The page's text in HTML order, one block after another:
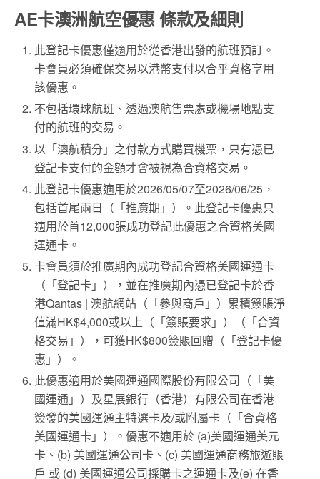
AE卡澳洲航空優惠 條款及細則
此登記卡優惠僅適用於從香港出發的航班預訂。
卡會員必須確保交易以港幣支付以合乎資格享用
該優惠。
不包括環球航班、透過澳航售票處或機場地點支
付的航班的交易。
以「澳航積分」之付款方式購買機票，只有憑已
登記卡支付的金額才會被視為合資格交易。
此登記卡優惠適用於2026/05/07至2026/06/25，
包括首尾兩日（「推廣期」）。此登記卡優惠只
適用於首12,000張成功登記此優惠之合資格美國
運通卡。
卡會員須於推廣期內成功登記合資格美國運通卡
（「登記卡」），並在推廣期內憑已登記卡於香
港Qantas | 澳航網站（「參與商戶」）累積簽賬淨
值滿HK$4,000或以上（「簽賬要求」）（「合資
格交易」），可獲HK$800簽賬回贈（「登記卡優
惠」）。
此優惠適用於美國運通國際股份有限公司（「美
國運通」）及星展銀行（香港）有限公司在香港
簽發的美國運通主特選卡及/或附屬卡（「合資格
美國運通卡」）。優惠不適用於 (a)美國運通美元
卡、(b) 美國運通公司卡、(c) 美國運通商務旅遊賬
戶 或 (d) 美國運通公司採購卡之運通卡及(e) 在香